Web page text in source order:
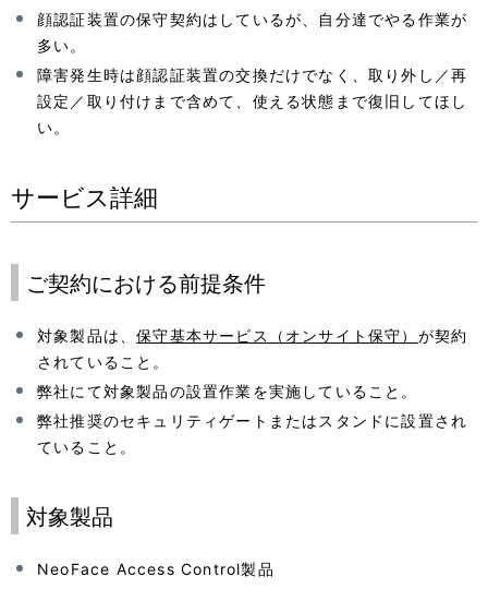
顔認証装置の保守契約はしているが、自分達でやる作業が
多い。
障害発生時は顔認証装置の交換だけでなく、取り外し／再
設定／取り付けまで含めて、使える状態まで復旧してほし
い。
サービス詳細
ご契約における前提条件
対象製品は、保守基本サービス（オンサイト保守） が契約
されていること。
弊社にて対象製品の設置作業を実施していること。
弊社推奨のセキュリティゲートまたはスタンドに設置され
ていること。
対象製品
NeoFace Access Control製品